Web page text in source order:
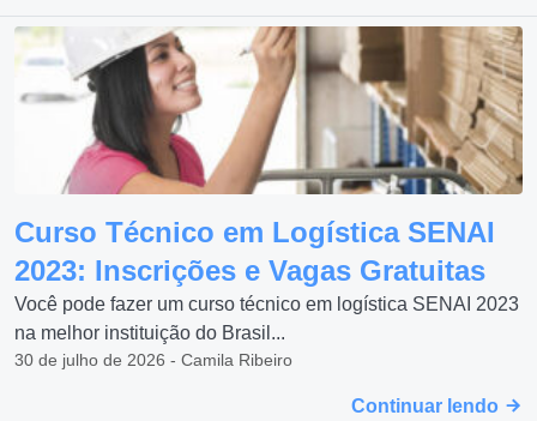
Curso Técnico em Logística SENAI
2023: Inscrições e Vagas Gratuitas
Você pode fazer um curso técnico em logística SENAI 2023
na melhor instituição do Brasil...
30 de julho de 2026 - Camila Ribeiro
Continuar lendo